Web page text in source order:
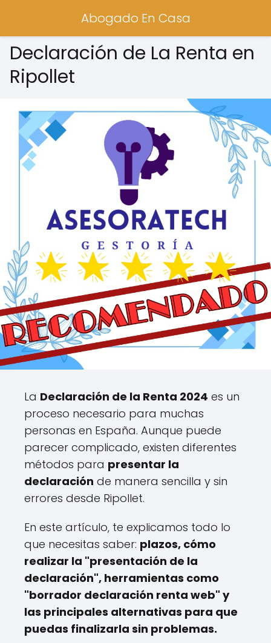
Abogado En Casa
Declaración de La Renta en
Ripollet
La Declaración de la Renta 2024 es un
proceso necesario para muchas
personas en España. Aunque puede
parecer complicado, existen diferentes
métodos para presentar la
declaración de manera sencilla y sin
errores desde Ripollet.
En este artículo, te explicamos todo lo
que necesitas saber: plazos, cómo
realizar la "presentación de la
declaración", herramientas como
"borrador declaración renta web" y
las principales alternativas para que
puedas finalizarla sin problemas.